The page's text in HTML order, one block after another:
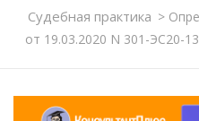
Судебная практика >
от 19.03.2020 N 301-ЭС20-